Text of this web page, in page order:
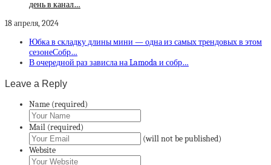
день в канал…
18 апреля, 2024
Юбка в складку длины мини — одна из самых трендовых в этом
сезонеСобр…
В очередной раз зависла на Lamoda и собр…
Leave a Reply
Name (required)
Mail (required)
(will not be published)
Website